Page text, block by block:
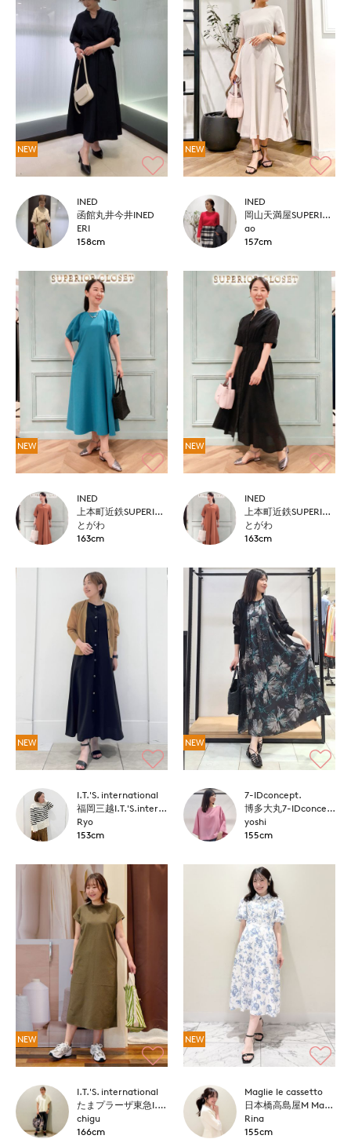
NEW
INED
函館丸井今井INED
ERI
158cm
NEW
INED
岡山天満屋SUPERIORCLOSET
ao
157cm
NEW
INED
上本町近鉄SUPERIORCLOSET
とがわ
163cm
NEW
INED
上本町近鉄SUPERIORCLOSET
とがわ
163cm
NEW
I.T.'S. international
福岡三越I.T.'S.international
Ryo
153cm
NEW
7-IDconcept.
博多大丸7-IDconcept.
yoshi
155cm
NEW
I.T.'S. international
たまプラーザ東急I.T.'S.international
chigu
166cm
NEW
Maglie le cassetto
日本橋高島屋M Maglie le cassetto
Rina
155cm